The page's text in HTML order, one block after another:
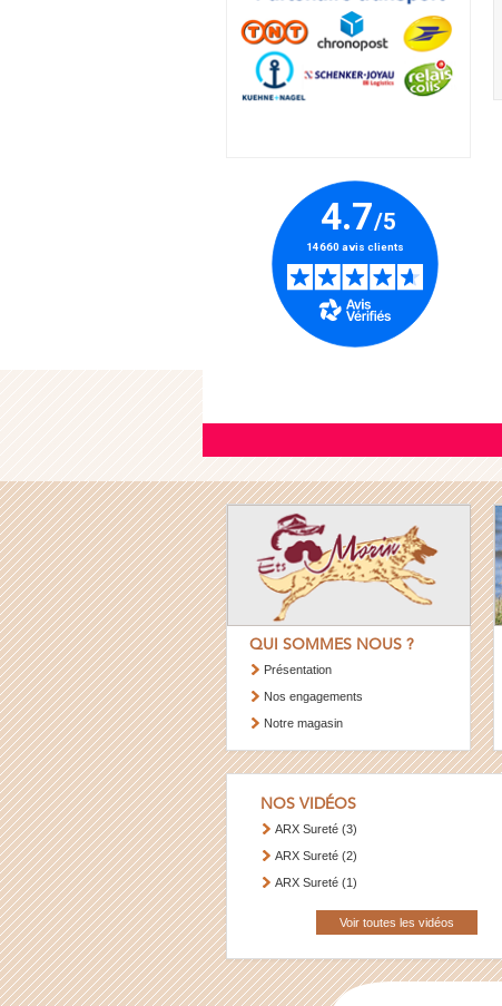
QUI SOMMES NOUS ?
Présentation
Nos engagements
Notre magasin
NOS VIDÉOS
ARX Sureté (3)
ARX Sureté (2)
ARX Sureté (1)
Voir toutes les vidéos